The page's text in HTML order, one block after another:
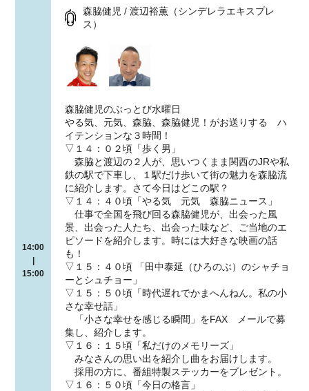
14:00
15:00
森脇健児 / 渡辺裕薫（シンデレラエキスプレ
ス）
森脇健児のぶっとび水曜日
やる気、元気、森脇、森脇健児！がお送りする ハ
イテンションな３時間！
▽１４：０２頃「歩く男」
森脇と渡辺の２人が、思いつくまま関西のJRや私
鉄の駅で下車し、１駅だけ歩いて街の魅力を森脇流
に紹介します。さて今日はどこの駅？
▽１４：４０頃「やる気 元気 森脇ニュース」
仕事で全国を飛び回る森脇健児が、出会った風
景、出会った人たち、出会った味など、ご当地のエ
ピソードを紹介します。時には大好きな映画の話
も！
▽１５：４０頃 「田中泰延（ひろのぶ）のシャチョ
ーとシュチョー」
▽１５：５０頃「時代遅れでかまへんねん。私の小
さな幸せ話」
「小さな幸せを感じる瞬間」をFAX メールで募
集し、紹介します。
▽１６：１５頃「私だけのメモリーズ」
みなさんの思い出を紹介し曲をお届けします。
採用の方に、番組特製ステッカーをプレゼント。
▽１６：５０頃「今日の格言」